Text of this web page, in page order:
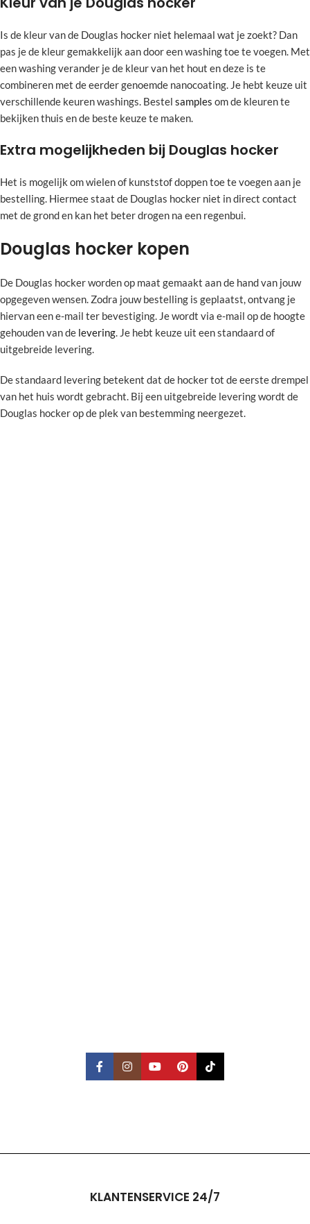
Is de kleur van de Douglas hocker niet helemaal wat je zoekt? Dan
pas je de kleur gemakkelijk aan door een washing toe te voegen. Met
een washing verander je de kleur van het hout en deze is te
combineren met de eerder genoemde nanocoating. Je hebt keuze uit
verschillende keuren washings. Bestel samples om de kleuren te
bekijken thuis en de beste keuze te maken.
Extra mogelijkheden bij Douglas hocker
Het is mogelijk om wielen of kunststof doppen toe te voegen aan je
bestelling. Hiermee staat de Douglas hocker niet in direct contact
met de grond en kan het beter drogen na een regenbui.
Douglas hocker kopen
De Douglas hocker worden op maat gemaakt aan de hand van jouw
opgegeven wensen. Zodra jouw bestelling is geplaatst, ontvang je
hiervan een e-mail ter bevestiging. Je wordt via e-mail op de hoogte
gehouden van de levering. Je hebt keuze uit een standaard of
uitgebreide levering.
De standaard levering betekent dat de hocker tot de eerste drempel
van het huis wordt gebracht. Bij een uitgebreide levering wordt de
Douglas hocker op de plek van bestemming neergezet.
KLANTENSERVICE 24/7